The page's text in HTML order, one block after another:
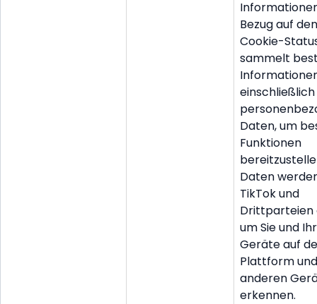
Bezug auf den
Cookie-
sammelt
einschließlich
Daten, um
Funktionen
Daten
TikTok und
Drittparteien
um Sie und
Geräte auf
Plattform und
anderen
erkennen.